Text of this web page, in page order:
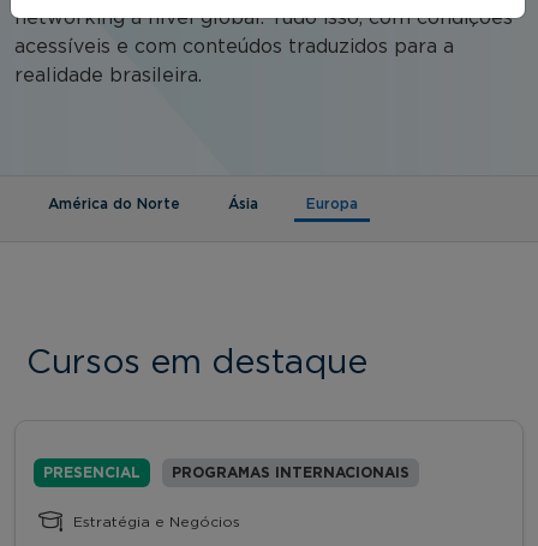
networking a nível global. Tudo isso, com condições
acessíveis e com conteúdos traduzidos para a
realidade brasileira.
América do Norte Ásia Europa
Cursos em destaque
PRESENCIAL PROGRAMAS INTERNACIONAIS
Estratégia e Negócios